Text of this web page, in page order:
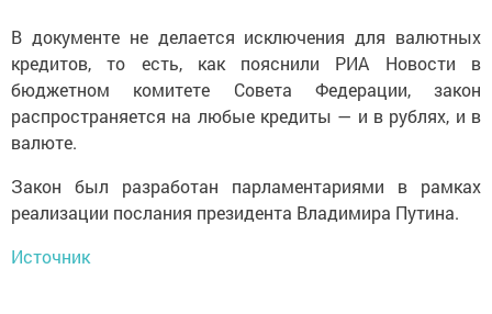
В документе не делается исключения для валютных
кредитов, то есть, как пояснили РИА Новости в
бюджетном комитете Совета Федерации, закон
распространяется на любые кредиты — и в рублях, и в
валюте.
Закон был разработан парламентариями в рамках
реализации послания президента Владимира Путина.
Источник